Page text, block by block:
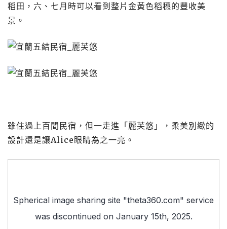
稻田，六、七月時可以看到整片金黃色稻穗的豐收美
景。
雖住過上百間民宿，但一走進「麗芙悠」，柔美別緻的
設計還是讓Alice眼睛為之一亮。